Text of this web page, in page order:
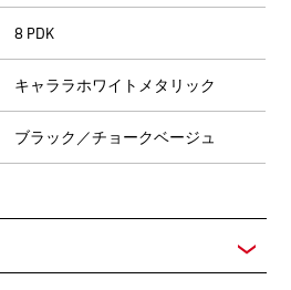
8 PDK
キャララホワイトメタリック
ブラック／チョークベージュ